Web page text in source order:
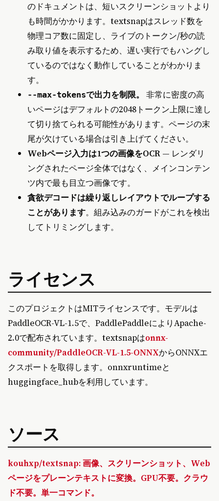
のドキュメントは、短いスクリーンショットより
も時間がかかります。textsnapはスレッド数を
物理コア数に固定し、ライブのトークン/秒の読
み取り値を表示するため、遅い実行でもハングし
ているのではなく動作していることがわかりま
す。
--max-tokensで出力を制限。 非常に密度の高
いページはデフォルトの2048トークン上限に達し
て切り捨てられる可能性があります。ページの末
尾が欠けている場合は引き上げてください。
Webページ入力は1つの画像をOCR — レンダリ
ングされたページ全体ではなく、メインコンテン
ツ内で最も目立つ画像です。
貪欲デコードは繰り返しレイアウトでループする
ことがあります。組み込みのガードがこれを検出
してトリミングします。
ライセンス
このプロジェクトはMITライセンスです。モデルは
PaddleOCR-VL-1.5で、PaddlePaddleによりApache-
2.0で配布されています。textsnapはonnx-
community/PaddleOCR-VL-1.5-ONNXからONNXエ
クスポートを取得します。onnxruntimeと
huggingface_hubを利用しています。
ソース
kouhxp/textsnap: 画像、スクリーンショット、Web
ページをプレーンテキストに変換。GPU不要。クラウ
ド不要。単一コマンド。